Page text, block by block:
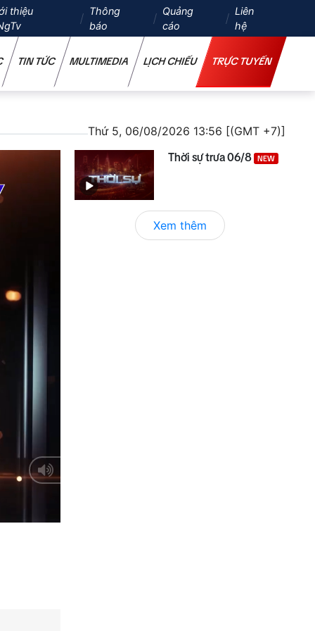
thiệu
Thông
báo
Quảng
cáo
Liên
hệ
TIN TỨC MULTIMEDIA LỊCH CHIẾU TRỰC TUYẾN
Thứ 5, 06/08/2026 13:56 [(GMT +7)]
Thời sự trưa 06/8 NEW
Xem thêm